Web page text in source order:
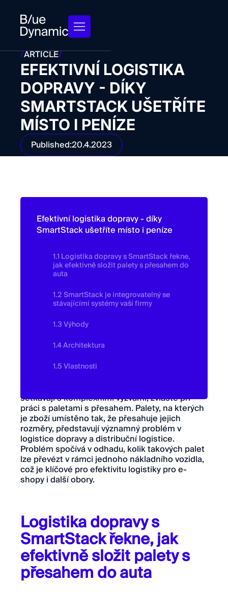
/ARTICLE/
EFEKTIVNÍ LOGISTIKA
DOPRAVY - DÍKY
SMARTSTACK UŠETŘÍTE
MÍSTO I PENÍZE
Published:20.4.2023
setkávají s komplexními výzvami, zvláště při
práci s paletami s přesahem. Palety, na kterých
je zboží umístěno tak, že přesahuje jejich
rozměry, představují významný problém v
logistice dopravy a distribuční logistice.
Problém spočívá v odhadu, kolik takových palet
lze převézt v rámci jednoho nákladního vozidla,
což je klíčové pro efektivitu logistiky pro e-
shopy i další obory.
Logistika dopravy s
SmartStack řekne, jak
efektivně složit palety s
přesahem do auta
Efektivní logistika dopravy - díky
SmartStack ušetříte místo i peníze
1.1 Logistika dopravy s SmartStack řekne,
jak efektivně složit palety s přesahem do
auta
1.2 SmartStack je integrovatelný se
stávajícími systémy vaší firmy
1.3 Výhody
1.4 Architektura
1.5 Vlastnosti